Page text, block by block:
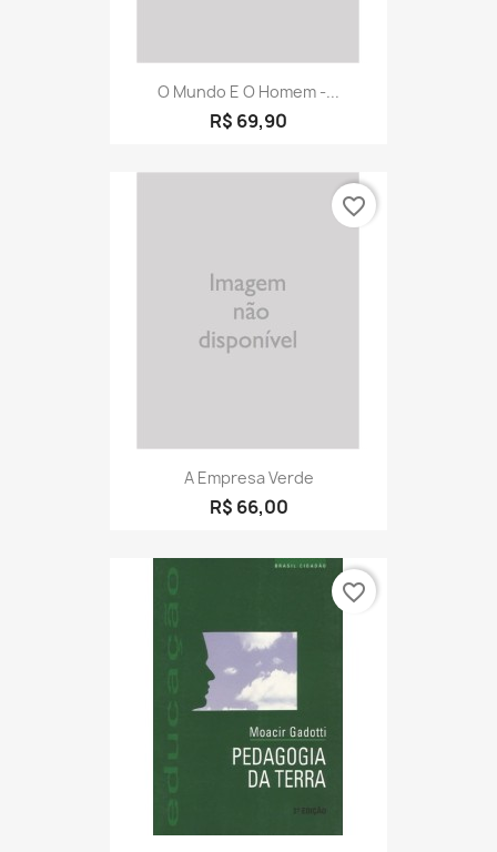
O Mundo E O Homem -...
R$ 69,90
A Empresa Verde
R$ 66,00
favorite_border
favorite_border